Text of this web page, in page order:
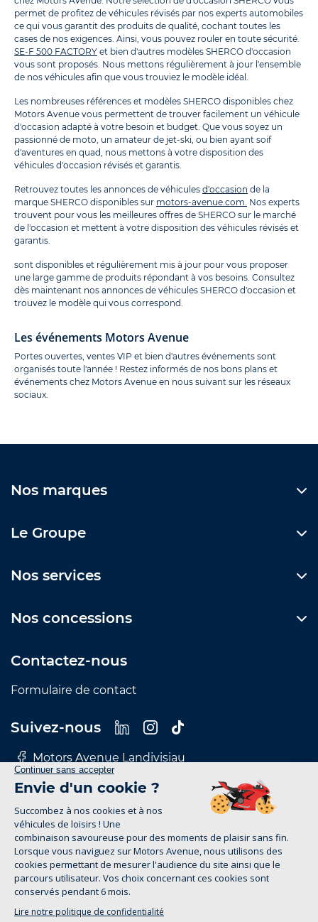
permet de profitez de véhicules révisés par nos experts automobiles
ce qui vous garantit des produits de qualité, cochant toutes les
cases de nos exigences. Ainsi, vous pouvez rouler en toute sécurité.
SE-F 500 FACTORY et bien d'autres modèles SHERCO d'occasion
vous sont proposés. Nous mettons régulièrement à jour l'ensemble
de nos véhicules afin que vous trouviez le modèle idéal.
Les nombreuses références et modèles SHERCO disponibles chez
Motors Avenue vous permettent de trouver facilement un véhicule
d'occasion adapté à votre besoin et budget. Que vous soyez un
passionné de moto, un amateur de jet-ski, ou bien ayant soif
d'aventures en quad, nous mettons à votre disposition des
véhicules d'occasion révisés et garantis.
Retrouvez toutes les annonces de véhicules d'occasion de la
marque SHERCO disponibles sur motors-avenue.com. Nos experts
trouvent pour vous les meilleures offres de SHERCO sur le marché
de l'occasion et mettent à votre disposition des véhicules révisés et
garantis.
sont disponibles et régulièrement mis à jour pour vous proposer
une large gamme de produits répondant à vos besoins. Consultez
dès maintenant nos annonces de véhicules SHERCO d'occasion et
trouvez le modèle qui vous correspond.
Les événements Motors Avenue
Portes ouvertes, ventes VIP et bien d'autres événements sont
organisés toute l'année ! Restez informés de nos bons plans et
événements chez Motors Avenue en nous suivant sur les réseaux
sociaux.
Nos marques
Le Groupe
Nos services
Nos concessions
Contactez-nous
Formulaire de contact
Suivez-nous
Motors Avenue Landivisiau
Motors Avenue Le Mans
Motors Avenue Rennes
Motors Avenue Tours